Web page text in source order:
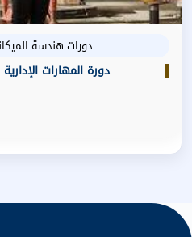
دورات هندسة
دورة المهارات